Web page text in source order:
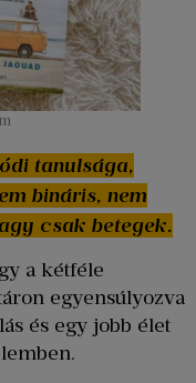
tanulsága,
bináris, nem
csak betegek.
a kétféle
egyensúlyozva
és egy jobb élet